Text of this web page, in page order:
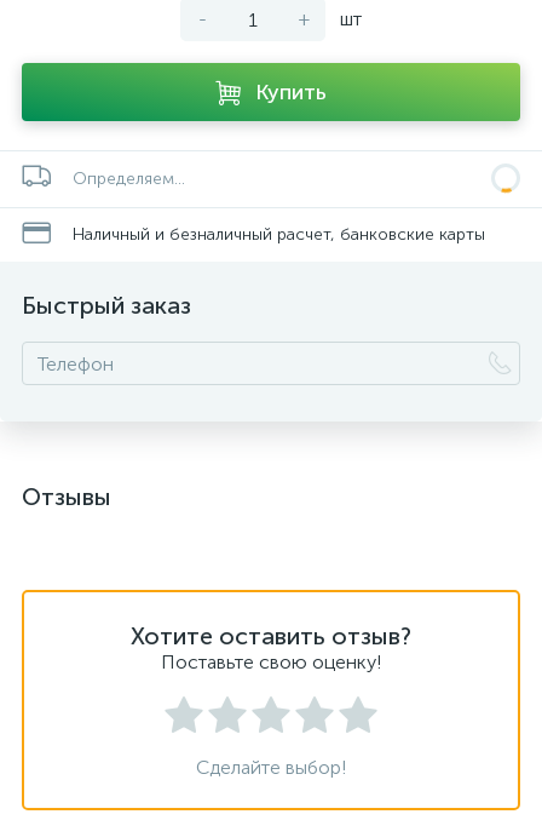
- + шт
Купить
Определяем...
Наличный и безналичный расчет, банковские карты
Быстрый заказ
Отзывы
Хотите оставить отзыв?
Поставьте свою оценку!
Сделайте выбор!